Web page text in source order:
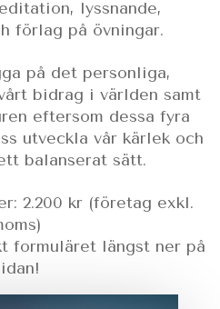
lyssnande,
förlag på övningar.
på det personliga,
bidrag i världen samt
eftersom dessa fyra
utveckla vår kärlek och
balanserat sätt.
2.200 kr (företag exkl.
formuläret längst ner på